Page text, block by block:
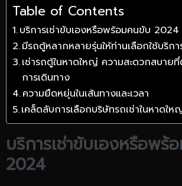
Table of Contents
บริการเช่าขับเองหรือพร้อมคนขับ 2024
มีรถตู้หลากหลายรุ่นให้ท่านเลือกใช้บริกา
เช่ารถตู้ในหาดใหญ่ ความสะดวกสบาย
การเดินทาง
ความยืดหยุ่นในเส้นทางและเวลา
เคล็ดลับการเลือกบริษัทรถเช่าในหาดให
บริการเช่าขับเองหรือพร้
2024